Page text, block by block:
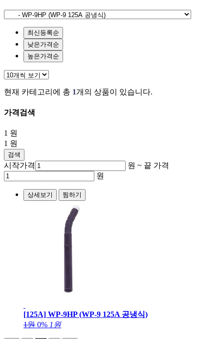
최신등록순
낮은가격순
높은가격순
현재 카테고리에 총 1개의 상품이 있습니다.
가격검색
1 원
1 원
검색
시작가격 원 ~ 끝 가격
원
상세보기 찜하기
[125A] WP-9HP (WP-9 125A 공냉식)
1원 0% 1원